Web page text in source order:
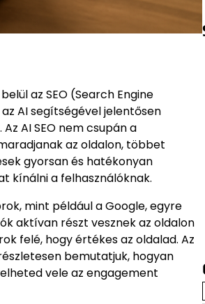
az SEO (Search Engine
AI segítségével jelentősen
AI SEO nem csupán a
az oldalon, többet
gyorsan és hatékonyan
kínálni a felhasználóknak.
mint például a Google, egyre
aktívan részt vesznek az oldalon
felé, hogy értékes az oldalad. Az
bemutatjuk, hogyan
vele az engagement